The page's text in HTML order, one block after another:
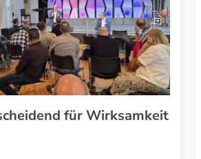
für Wirksamkeit